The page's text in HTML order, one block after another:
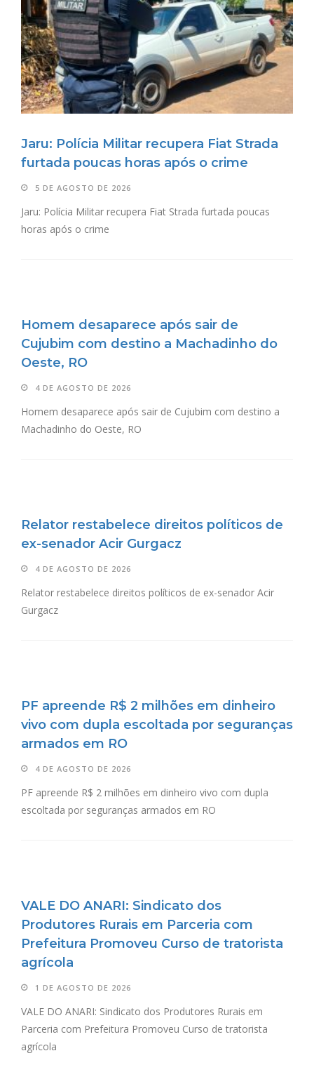
Jaru: Polícia Militar recupera Fiat Strada
furtada poucas horas após o crime
5 DE AGOSTO DE 2026
Jaru: Polícia Militar recupera Fiat Strada furtada poucas
horas após o crime
Homem desaparece após sair de
Cujubim com destino a Machadinho do
Oeste, RO
4 DE AGOSTO DE 2026
Homem desaparece após sair de Cujubim com destino a
Machadinho do Oeste, RO
Relator restabelece direitos políticos de
ex-senador Acir Gurgacz
4 DE AGOSTO DE 2026
Relator restabelece direitos políticos de ex-senador Acir
Gurgacz
PF apreende R$ 2 milhões em dinheiro
vivo com dupla escoltada por seguranças
armados em RO
4 DE AGOSTO DE 2026
PF apreende R$ 2 milhões em dinheiro vivo com dupla
escoltada por seguranças armados em RO
VALE DO ANARI: Sindicato dos
Produtores Rurais em Parceria com
Prefeitura Promoveu Curso de tratorista
agrícola
1 DE AGOSTO DE 2026
VALE DO ANARI: Sindicato dos Produtores Rurais em
Parceria com Prefeitura Promoveu Curso de tratorista
agrícola